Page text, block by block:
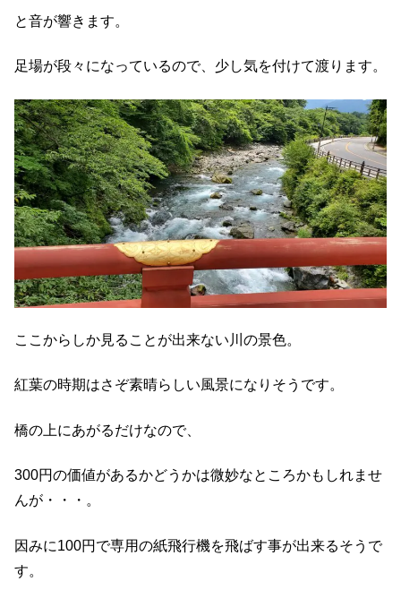
と音が響きます。
足場が段々になっているので、少し気を付けて渡ります。
ここからしか見ることが出来ない川の景色。
紅葉の時期はさぞ素晴らしい風景になりそうです。
橋の上にあがるだけなので、
300円の価値があるかどうかは微妙なところかもしれませ
んが・・・。
因みに100円で専用の紙飛行機を飛ばす事が出来るそうで
す。